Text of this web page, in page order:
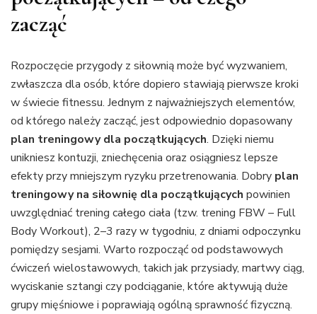
zacząć
Rozpoczęcie przygody z siłownią może być wyzwaniem,
zwłaszcza dla osób, które dopiero stawiają pierwsze kroki
w świecie fitnessu. Jednym z najważniejszych elementów,
od którego należy zacząć, jest odpowiednio dopasowany
plan treningowy dla początkujących. Dzięki niemu
unikniesz kontuzji, zniechęcenia oraz osiągniesz lepsze
efekty przy mniejszym ryzyku przetrenowania. Dobry plan
treningowy na siłownię dla początkujących powinien
uwzględniać trening całego ciała (tzw. trening FBW – Full
Body Workout), 2–3 razy w tygodniu, z dniami odpoczynku
pomiędzy sesjami. Warto rozpocząć od podstawowych
ćwiczeń wielostawowych, takich jak przysiady, martwy ciąg,
wyciskanie sztangi czy podciąganie, które aktywują duże
grupy mięśniowe i poprawiają ogólną sprawność fizyczną.